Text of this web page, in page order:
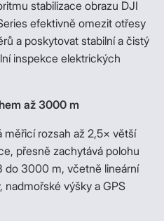
stabilizace obrazu DJI
efektivně omezit otřesy
a poskytovat stabilní a čistý
inspekce elektrických
až 3000 m
měřicí rozsah až 2,5× větší
přesně zachytává polohu
do 3000 m, včetně lineární
nadmořské výšky a GPS